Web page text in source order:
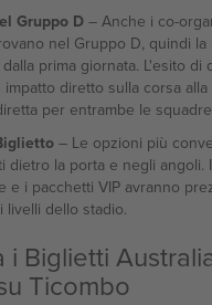
Gruppo D – Anche i co-
nel Gruppo D, quindi la
prima giornata. L'esito di
impatto diretto sulla corsa alla
per entrambe le
– Le opzioni più
dietro la porta e negli angoli.
e i pacchetti VIP avranno
livelli dello stadio.
i Biglietti
Ticombo